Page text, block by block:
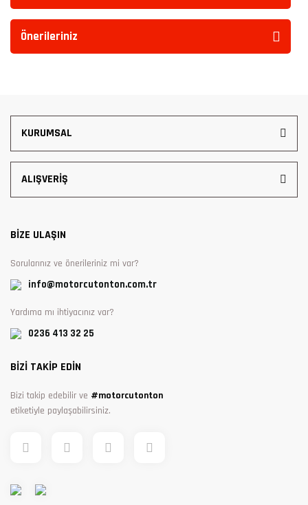
Önerileriniz
KURUMSAL
ALIŞVERİŞ
BİZE ULAŞIN
Sorularınız ve önerileriniz mi var?
info@motorcutonton.com.tr
Yardıma mı ihtiyacınız var?
0236 413 32 25
BİZİ TAKİP EDİN
Bizi takip edebilir ve #motorcutonton
etiketiyle paylaşabilirsiniz.